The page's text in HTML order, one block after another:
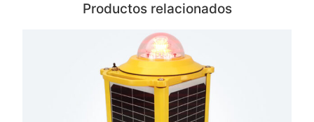
Productos relacionados